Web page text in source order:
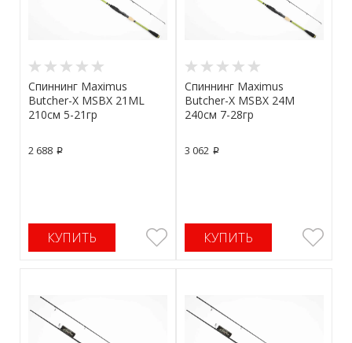
Спиннинг Maximus
Butcher-X MSBX 21ML
210см 5-21гр
2 688 p
КУПИТЬ
Спиннинг Maximus
Butcher-X MSBX 24M
240см 7-28гр
3 062 p
КУПИТЬ